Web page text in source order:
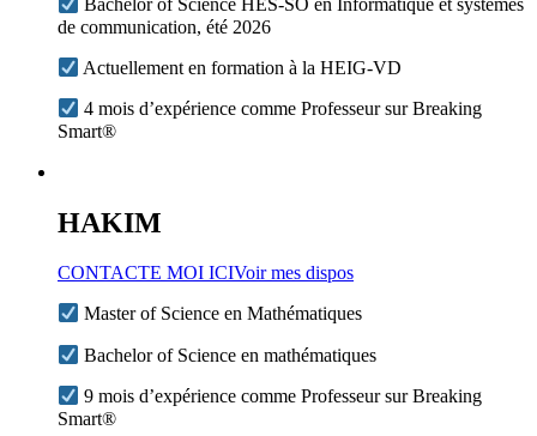
Bachelor of Science HES-SO en Informatique et systèmes
de communication, été 2026
Actuellement en formation à la HEIG-VD
4 mois d’expérience comme Professeur sur Breaking
Smart®
HAKIM
CONTACTE MOI ICIVoir mes dispos
Master of Science en Mathématiques
Bachelor of Science en mathématiques
9 mois d’expérience comme Professeur sur Breaking
Smart®